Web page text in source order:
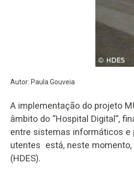
Autor: Paula Gouveia
A implementação do projeto
âmbito do “Hospital Digital”,
entre sistemas informáticos e
utentes está, neste momento,
(HDES).